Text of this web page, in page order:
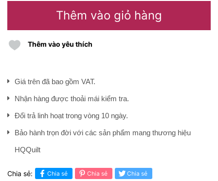
Thêm vào giỏ hàng
Thêm vào yêu thích
Giá trên đã bao gồm VAT.
Nhận hàng được thoải mái kiểm tra.
Đổi trả linh hoạt trong vòng 10 ngày.
Bảo hành trọn đời với các sản phẩm mang thương hiệu
HQQuilt
Chia sẻ: Chia sẻ Chia sẻ Chia sẻ